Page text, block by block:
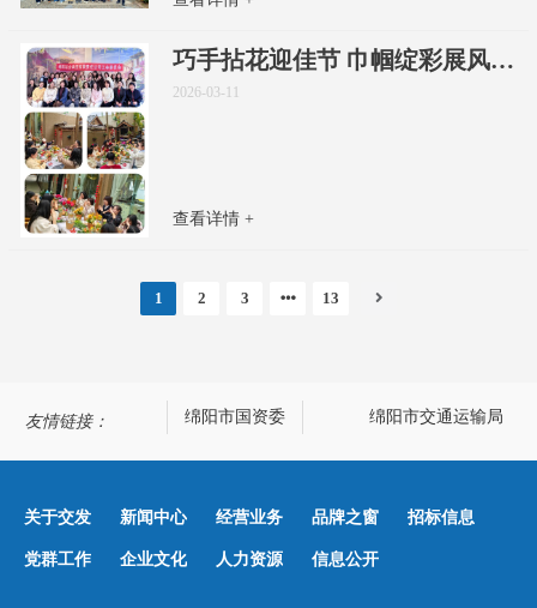
巧手拈花迎佳节 巾帼绽彩展风采——绵阳运业集团工会开展三八节插花艺术主题活动
2026-03-11
查看详情 +
1 2 3 13
友情链接：
阳政务网 绵阳市国资委 绵阳市交通运输局
关于交发 新闻中心 经营业务 品牌之窗 招标信息
党群工作 企业文化 人力资源 信息公开